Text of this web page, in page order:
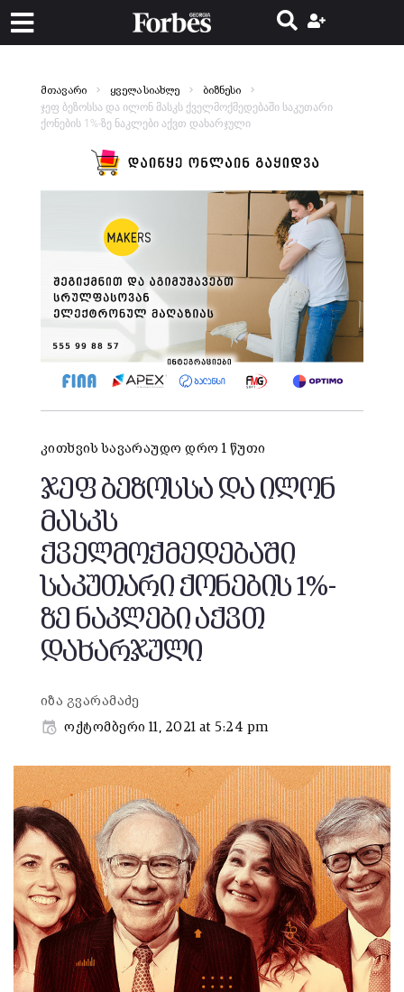
მთავარი ყველა სიახლე ბიზნესი
ჯეფ ბეზოსსა და ილონ მასკს ქველმოქმედებაში საკუთარი
ქონების 1%-ზე ნაკლები აქვთ დახარჯული
კითხვის სავარაუდო დრო 1 წუთი
ჯეფ ბეზოსსა და ილონ
მასკს
ქველმოქმედებაში
საკუთარი ქონების 1%-
ზე ნაკლები აქვთ
დახარჯული
იზა გვარამაძე
ოქტომბერი 11, 2021 at 5:24 pm